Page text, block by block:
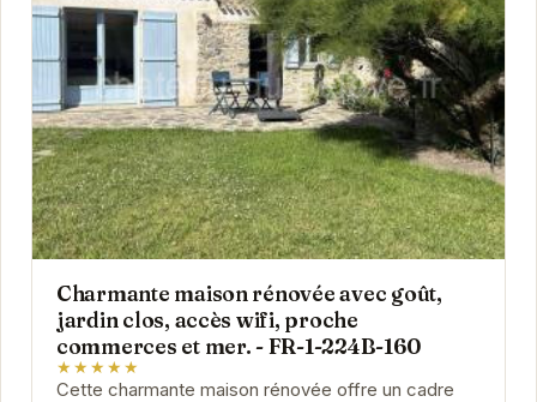
Charmante maison rénovée avec goût,
jardin clos, accès wifi, proche
commerces et mer. - FR-1-224B-160
★★★★★
Cette charmante maison rénovée offre un cadre